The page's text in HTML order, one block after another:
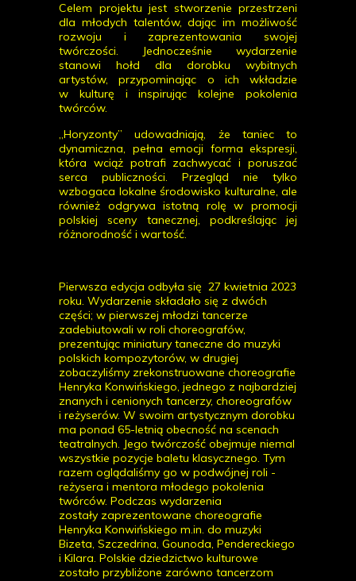
Celem projektu jest stworzenie przestrzeni
dla młodych talentów, dając im możliwość
rozwoju i zaprezentowania swojej
twórczości. Jednocześnie wydarzenie
stanowi hołd dla dorobku wybitnych
artystów, przypominając o ich wkładzie
w kulturę i inspirując kolejne pokolenia
twórców.
„Horyzonty” udowadniają, że taniec to
dynamiczna, pełna emocji forma ekspresji,
która wciąż potrafi zachwycać i poruszać
serca publiczności. Przegląd nie tylko
wzbogaca lokalne środowisko kulturalne, ale
również odgrywa istotną rolę w promocji
polskiej sceny tanecznej, podkreślając jej
różnorodność i wartość.
Pierwsza edycja odbyła się 27 kwietnia 2023
roku. Wydarzenie składało się z dwóch
części; w pierwszej młodzi tancerze
zadebiutowali w roli choreografów,
prezentując miniatury taneczne do muzyki
polskich kompozytorów, w drugiej
zobaczyliśmy zrekonstruowane choreografie
Henryka Konwińskiego, jednego z najbardziej
znanych i cenionych tancerzy, choreografów
i reżyserów. W swoim artystycznym dorobku
ma ponad 65-letnią obecność na scenach
teatralnych. Jego twórczość obejmuje niemal
wszystkie pozycje baletu klasycznego. Tym
razem oglądaliśmy go w podwójnej roli -
reżysera i mentora młodego pokolenia
twórców. Podczas wydarzenia
zostały zaprezentowane choreografie
Henryka Konwińskiego m.in. do muzyki
Bizeta, Szczedrina, Gounoda, Pendereckiego
i Kilara. Polskie dziedzictwo kulturowe
zostało przybliżone zarówno tancerzom